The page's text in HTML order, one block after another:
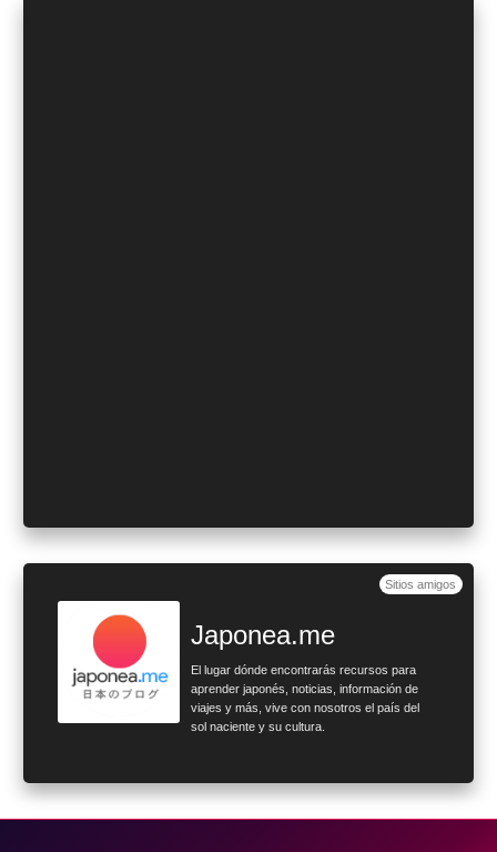
Sitios amigos
Japonea.me
El lugar dónde encontrarás recursos para
aprender japonés, noticias, información de
viajes y más, vive con nosotros el país del
sol naciente y su cultura.